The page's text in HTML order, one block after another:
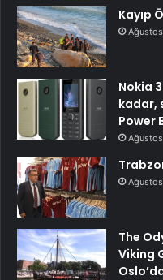
Kayıp
Nokia
kadar,
Power
The
Viking